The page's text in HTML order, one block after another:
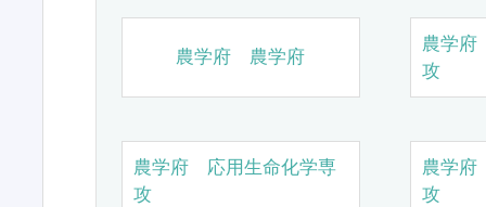
農学府 農学府
農学
攻
農学府 応用生命化学専
攻
農学
攻